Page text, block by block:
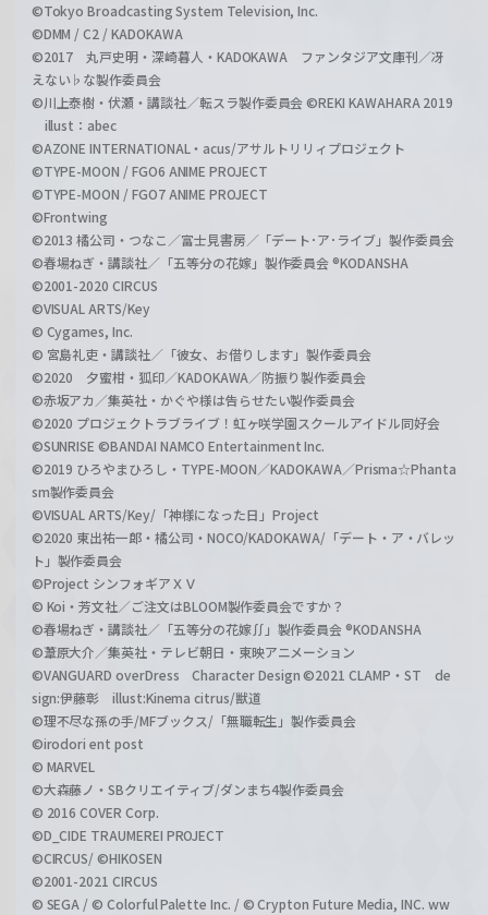
©Tokyo Broadcasting System Television, Inc.
©DMM / C2 / KADOKAWA
©2017 丸戸史明・深崎暮人・KADOKAWA ファンタジア文庫刊／冴
えない♭な製作委員会
©川上泰樹・伏瀬・講談社／転スラ製作委員会 ©REKI KAWAHARA 2019
illust：abec
©AZONE INTERNATIONAL・acus/アサルトリリィプロジェクト
©TYPE-MOON / FGO6 ANIME PROJECT
©TYPE-MOON / FGO7 ANIME PROJECT
©Frontwing
©2013 橘公司・つなこ／富士見書房／「デート･ア･ライブ」製作委員会
©春場ねぎ・講談社／「五等分の花嫁」製作委員会 ®KODANSHA
©2001-2020 CIRCUS
©VISUAL ARTS/Key
© Cygames, Inc.
© 宮島礼吏・講談社／「彼女、お借りします」製作委員会
©2020 夕蜜柑・狐印／KADOKAWA／防振り製作委員会
©赤坂アカ／集英社・かぐや様は告らせたい製作委員会
©2020 プロジェクトラブライブ！虹ヶ咲学園スクールアイドル同好会
©SUNRISE ©BANDAI NAMCO Entertainment Inc.
©2019 ひろやまひろし・TYPE-MOON／KADOKAWA／Prisma☆Phanta
sm製作委員会
©VISUAL ARTS/Key/「神様になった日」Project
©2020 東出祐一郎・橘公司・NOCO/KADOKAWA/「デート・ア・バレッ
ト」製作委員会
©Project シンフォギアＸＶ
© Koi・芳文社／ご注文はBLOOM製作委員会ですか？
©春場ねぎ・講談社／「五等分の花嫁∬」製作委員会 ®KODANSHA
©葦原大介／集英社・テレビ朝日・東映アニメーション
©VANGUARD overDress Character Design ©2021 CLAMP・ST de
sign:伊藤彰 illust:Kinema citrus/獣道
©理不尽な孫の手/MFブックス/「無職転生」製作委員会
©irodori ent post
© MARVEL
©大森藤ノ・SBクリエイティブ/ダンまち4製作委員会
© 2016 COVER Corp.
©D_CIDE TRAUMEREI PROJECT
©CIRCUS/ ©HIKOSEN
©2001-2021 CIRCUS
© SEGA / © Colorful Palette Inc. / © Crypton Future Media, INC. ww